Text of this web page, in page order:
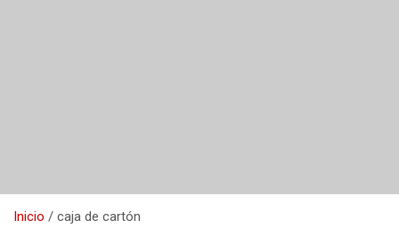
Inicio caja de cartón